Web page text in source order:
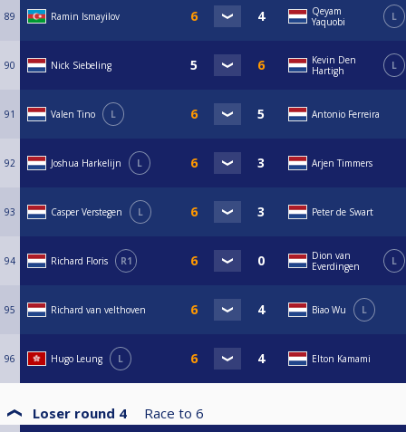
89 Ramin Ismayilov
Qeyam
Yaquobi
L
90 Nick Siebeling
Kevin Den
Hartigh
L
91 Valen Tino L Antonio Ferreira
92 Joshua Harkelijn L Arjen Timmers
93 Casper Verstegen L Peter de Swart
94 Richard Floris R1
Dion van
Everdingen
L
95 Richard van velthoven Biao Wu L
96 Hugo Leung L Elton Kamami
Loser round 4 Race to 6